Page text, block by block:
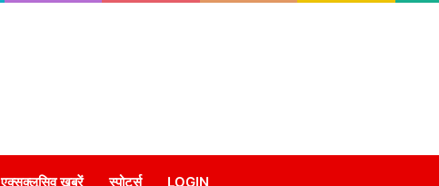
एक्सक्लूसिव खबरें स्पोर्ट्स LOGIN